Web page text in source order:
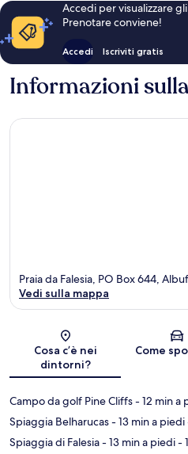
Accedi per visualizzare
Prenotare conviene!
Accedi Iscriviti gratis
Informazioni
Praia da Falesia, PO Box 644,
Vedi sulla mappa
Cosa c’è nei
dintorni?
Come
Campo da golf Pine Cliffs- 12 min a
Spiaggia Belharucas- 13 min a piedi
Spiaggia di Falesia- 13 min a piedi-